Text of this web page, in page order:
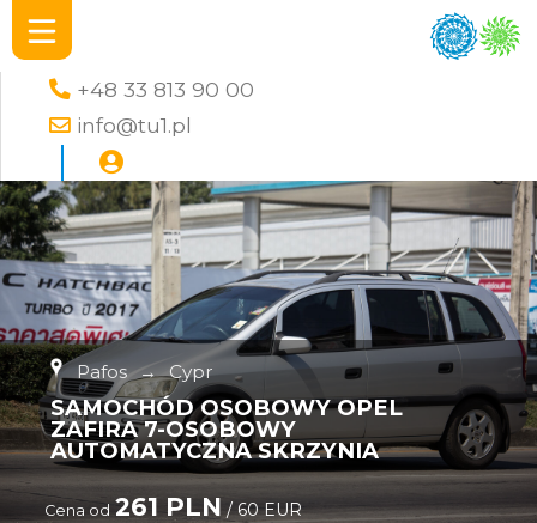
+48 33 813 90 00
info@tu1.pl
Pafos → Cypr
SAMOCHÓD OSOBOWY OPEL
ZAFIRA 7-OSOBOWY
AUTOMATYCZNA SKRZYNIA
Cena od 261 PLN / 60 EUR